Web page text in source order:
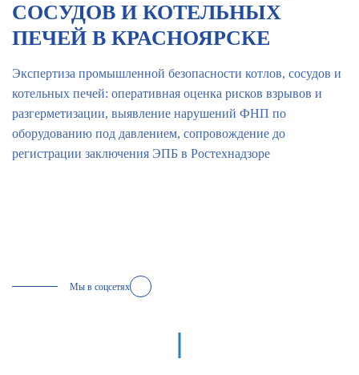
СОСУДОВ И КОТЕЛЬНЫХ
ПЕЧЕЙ В КРАСНОЯРСКЕ
Экспертиза промышленной безопасности котлов, сосудов и
котельных печей: оперативная оценка рисков взрывов и
разгерметизации, выявление нарушений ФНП по
оборудованию под давлением, сопровождение до
регистрации заключения ЭПБ в Ростехнадзоре
Мы в соцсетях